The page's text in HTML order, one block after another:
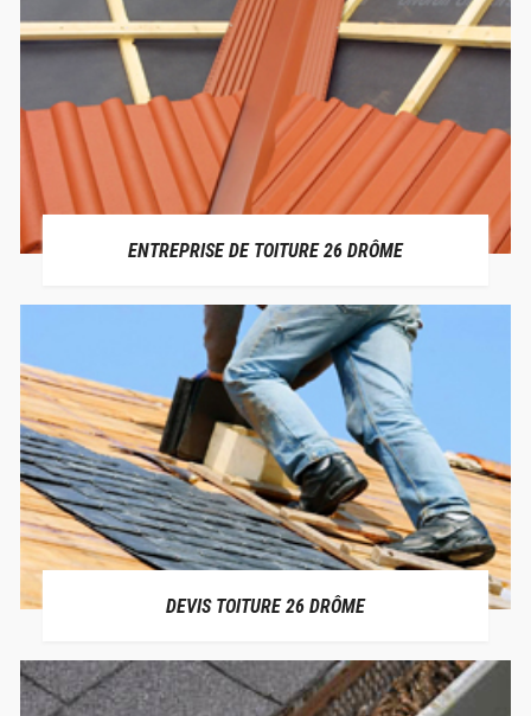
ENTREPRISE DE TOITURE 26 DRÔME
DEVIS TOITURE 26 DRÔME